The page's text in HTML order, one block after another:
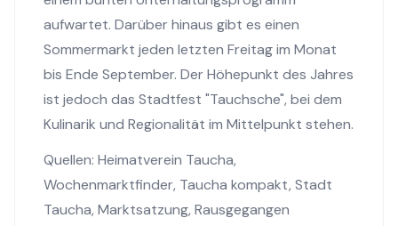
aufwartet. Darüber hinaus gibt es einen
Sommermarkt jeden letzten Freitag im Monat
bis Ende September. Der Höhepunkt des Jahres
ist jedoch das Stadtfest "Tauchsche", bei dem
Kulinarik und Regionalität im Mittelpunkt stehen.
Quellen: Heimatverein Taucha,
Wochenmarktfinder, Taucha kompakt, Stadt
Taucha, Marktsatzung, Rausgegangen